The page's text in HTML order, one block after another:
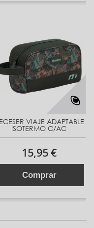
VIAJE ADAPTABLE
ISOTERMO C/AC
15,95 €
Comprar